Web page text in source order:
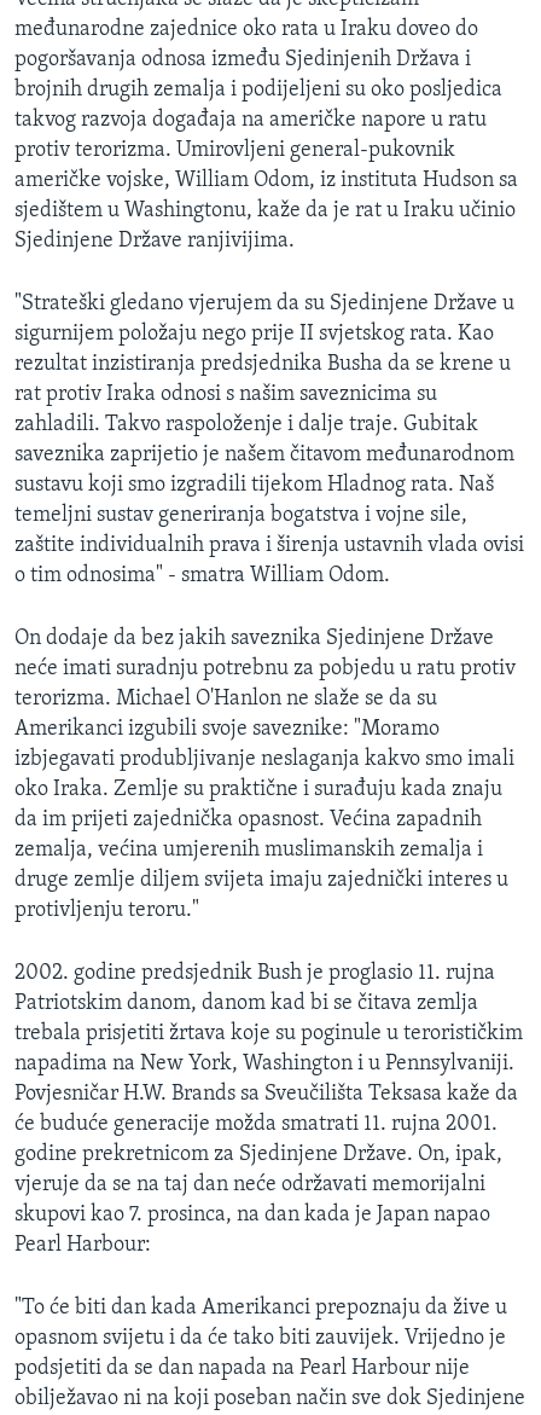
međunarodne zajednice oko rata u Iraku doveo do
pogoršavanja odnosa između Sjedinjenih Država i
brojnih drugih zemalja i podijeljeni su oko posljedica
takvog razvoja događaja na američke napore u ratu
protiv terorizma. Umirovljeni general-pukovnik
američke vojske, William Odom, iz instituta Hudson sa
sjedištem u Washingtonu, kaže da je rat u Iraku učinio
Sjedinjene Države ranjivijima.
"Strateški gledano vjerujem da su Sjedinjene Države u
sigurnijem položaju nego prije II svjetskog rata. Kao
rezultat inzistiranja predsjednika Busha da se krene u
rat protiv Iraka odnosi s našim saveznicima su
zahladili. Takvo raspoloženje i dalje traje. Gubitak
saveznika zaprijetio je našem čitavom međunarodnom
sustavu koji smo izgradili tijekom Hladnog rata. Naš
temeljni sustav generiranja bogatstva i vojne sile,
zaštite individualnih prava i širenja ustavnih vlada ovisi
o tim odnosima" - smatra William Odom.
On dodaje da bez jakih saveznika Sjedinjene Države
neće imati suradnju potrebnu za pobjedu u ratu protiv
terorizma. Michael O'Hanlon ne slaže se da su
Amerikanci izgubili svoje saveznike: "Moramo
izbjegavati produbljivanje neslaganja kakvo smo imali
oko Iraka. Zemlje su praktične i surađuju kada znaju
da im prijeti zajednička opasnost. Većina zapadnih
zemalja, većina umjerenih muslimanskih zemalja i
druge zemlje diljem svijeta imaju zajednički interes u
protivljenju teroru."
2002. godine predsjednik Bush je proglasio 11. rujna
Patriotskim danom, danom kad bi se čitava zemlja
trebala prisjetiti žrtava koje su poginule u terorističkim
napadima na New York, Washington i u Pennsylvaniji.
Povjesničar H.W. Brands sa Sveučilišta Teksasa kaže da
će buduće generacije možda smatrati 11. rujna 2001.
godine prekretnicom za Sjedinjene Države. On, ipak,
vjeruje da se na taj dan neće održavati memorijalni
skupovi kao 7. prosinca, na dan kada je Japan napao
Pearl Harbour:
"To će biti dan kada Amerikanci prepoznaju da žive u
opasnom svijetu i da će tako biti zauvijek. Vrijedno je
podsjetiti da se dan napada na Pearl Harbour nije
obilježavao ni na koji poseban način sve dok Sjedinjene